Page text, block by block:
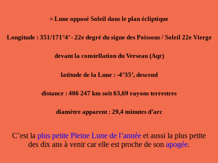
= Lune opposé Soleil dans le plan écliptique
Longitude : 351/171°4’ - 22e degré du signe des Poissons / Soleil 22e Vierge
devant la constellation du Verseau (Aqr)
latitude de la Lune : -4°35’, descend
distance : 406 247 km soit 63,69 rayons terrestres
diamètre apparent : 29,4 minutes d’arc
C’est la plus petite Pleine Lune de l’année et aussi la plus petite
des dix ans à venir car elle est proche de son apogée.